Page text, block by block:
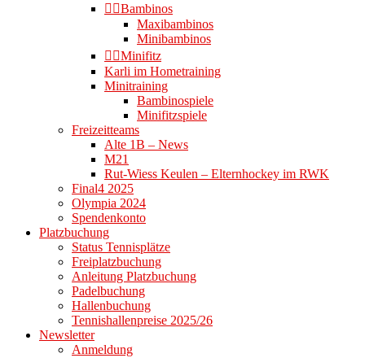
👉🏻Bambinos
Maxibambinos
Minibambinos
👉🏻Minifitz
Karli im Hometraining
Minitraining
Bambinospiele
Minifitzspiele
Freizeitteams
Alte 1B – News
M21
Rut-Wiess Keulen – Elternhockey im RWK
Final4 2025
Olympia 2024
Spendenkonto
Platzbuchung
Status Tennisplätze
Freiplatzbuchung
Anleitung Platzbuchung
Padelbuchung
Hallenbuchung
Tennishallenpreise 2025/26
Newsletter
Anmeldung